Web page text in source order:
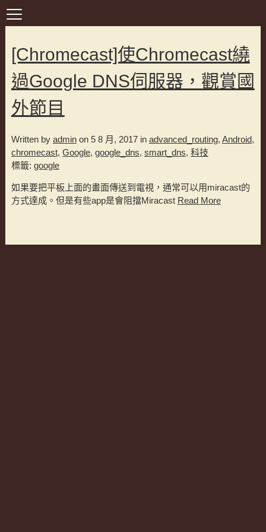
[Chromecast]使Chromecast繞
過Google DNS伺服器，觀賞國
外節目
Written by adminon 5 8 月, 2017 in advanced_routing, Android,
chromecast, Google, google_dns, smart_dns, 科技
標籤: google
如果要把平板上面的畫面傳送到電視，通常可以用miracast的
方式達成。但是有些app是會阻擋Miracast Read More